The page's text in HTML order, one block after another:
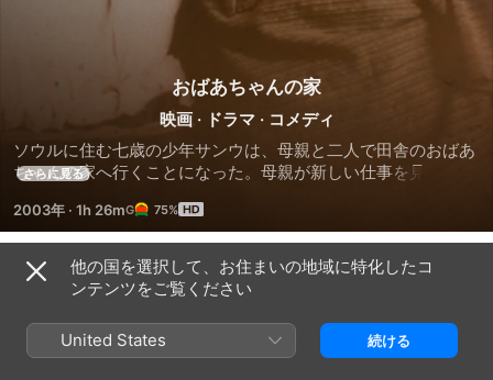
おばあちゃんの家
映画 · ドラマ · コメディ
ソウルに住む七歳の少年サンウは、母親と二人で田舎のおばあ
ちゃんの家へ行くことになった。母親が新しい仕事を見つける
たのだ。話すことができず、読み書きもできないおばあちゃん
をサンウはバカにし、不便な山の生活に不満をぶちまける。し
かし、おばあちゃんは決して叱らず、サンウの願いを一心に叶
えようとする。
さらに見る
2003年 · 1h 26m 75%
予告編
他の国を選択して、お住まいの地域に特化したコ
ンテンツをご覧ください
United States 続ける